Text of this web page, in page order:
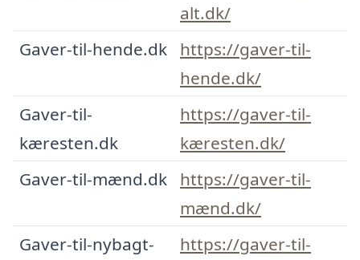
alt.dk/
Gaver-til-hende.dk
https://gaver-til-
hende.dk/
Gaver-til-
kæresten.dk
https://gaver-til-
kæresten.dk/
Gaver-til-mænd.dk
https://gaver-til-
mænd.dk/
Gaver-til-nybagt-
https://gaver-til-